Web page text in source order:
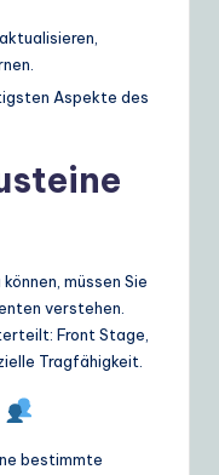
Aspekte des
müssen Sie
verstehen.
Front Stage,
Tragfähigkeit.
bestimmte